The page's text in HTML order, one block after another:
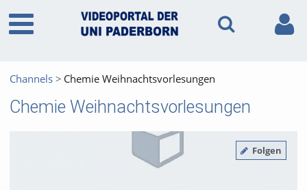
Channels Chemie Weihnachtsvorlesungen
Chemie Weihnachtsvorlesungen
Folgen